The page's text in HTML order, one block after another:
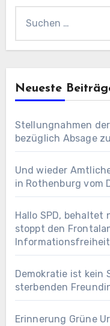
Neueste
Stellungnahmen
bezüglich Absage
Und wieder
in Rothenburg vom
Hallo SPD,
stoppt den
Demokratie ist kein
sterbenden
Erinnerung Grüne